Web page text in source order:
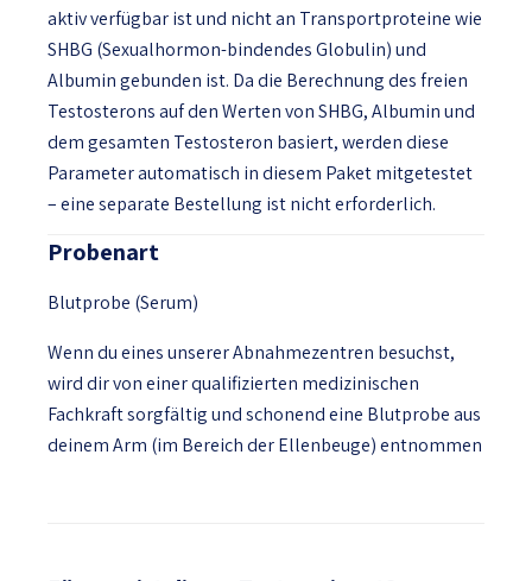
aktiv verfügbar ist und nicht an Transportproteine wie
SHBG (Sexualhormon-bindendes Globulin) und
Albumin gebunden ist. Da die Berechnung des freien
Testosterons auf den Werten von SHBG, Albumin und
dem gesamten Testosteron basiert, werden diese
Parameter automatisch in diesem Paket mitgetestet
– eine separate Bestellung ist nicht erforderlich.
Probenart
Blutprobe (Serum)
Wenn du eines unserer Abnahmezentren besuchst,
wird dir von einer qualifizierten medizinischen
Fachkraft sorgfältig und schonend eine Blutprobe aus
deinem Arm (im Bereich der Ellenbeuge) entnommen